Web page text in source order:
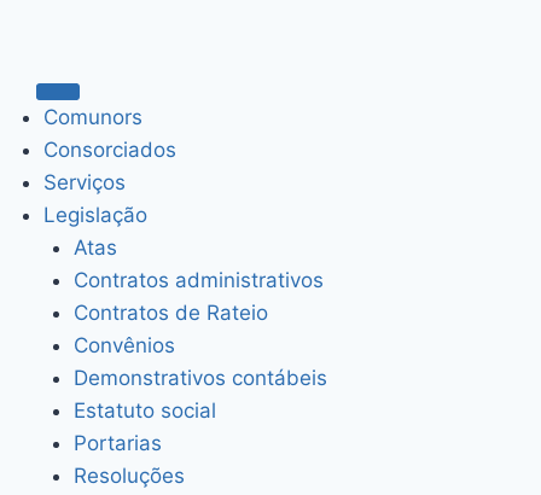
Comunors
Consorciados
Serviços
Legislação
Atas
Contratos administrativos
Contratos de Rateio
Convênios
Demonstrativos contábeis
Estatuto social
Portarias
Resoluções